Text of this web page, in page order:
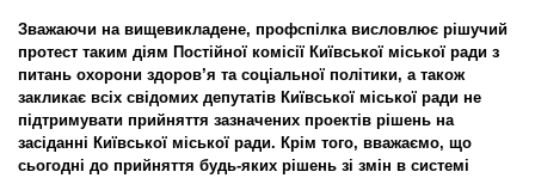
Зважаючи на вищевикладене, профспілка висловлює рішучий
протест таким діям Постійної комісії Київської міської ради з
питань охорони здоров’я та соціальної політики, а також
закликає всіх свідомих депутатів Київської міської ради не
підтримувати прийняття зазначених проектів рішень на
засіданні Київської міської ради. Крім того, вважаємо, що
сьогодні до прийняття будь-яких рішень зі змін в системі